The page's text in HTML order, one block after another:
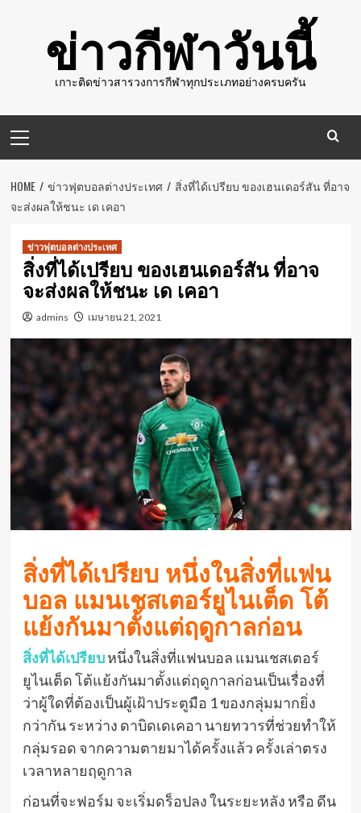
ข่าวกีฬาวันนี้
เกาะติดข่าวสารวงการกีฬาทุกประเภทอย่างครบครัน
Menu
HOME ข่าวฟุตบอลต่างประเทศ
สิ่งที่ได้เปรียบ ของเฮนเดอร์สัน ที่อาจ
จะส่งผลให้ชนะ เด เคอา
ข่าวฟุตบอลต่างประเทศ
สิ่งที่ได้เปรียบ ของเฮนเดอร์สัน ที่อาจ
จะส่งผลให้ชนะ เด เคอา
admins เมษายน 21, 2021
สิ่งที่ได้เปรียบ หนึ่งในสิ่งที่แฟน
บอล แมนเชสเตอร์ยูไนเต็ด โต้
แย้งกันมาตั้งแต่ฤดูกาลก่อน
สิ่งที่ได้เปรียบหนึ่งในสิ่งที่แฟนบอล แมนเชสเตอร์
ยูไนเต็ด โต้แย้งกันมาตั้งแต่ฤดูกาลก่อนเป็นเรื่องที่
ว่าผู้ใดที่ต้องเป็นผู้เฝ้าประตูมือ 1 ของกลุ่มมากยิ่ง
กว่ากัน ระหว่าง ดาบิดเดเคอา นายทวารที่ช่วยทำให้
กลุ่มรอด จากความตายมาได้ครั้งแล้ว ครั้งเล่าตรง
เวลาหลายฤดูกาล
ก่อนที่จะฟอร์ม จะเริ่มดร็อปลง ในระยะหลัง หรือ ดีน